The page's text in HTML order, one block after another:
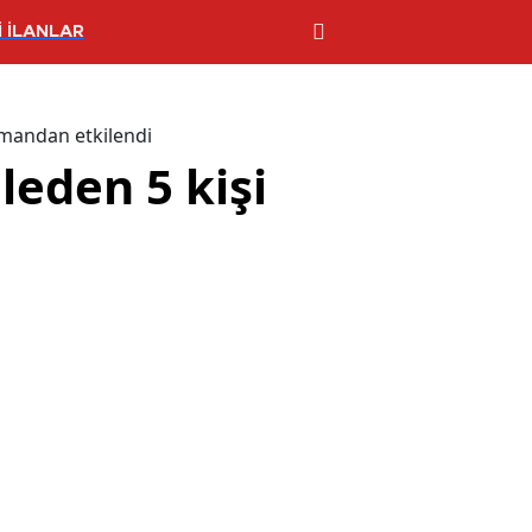
İLANLAR
etkilendi
5 kişi